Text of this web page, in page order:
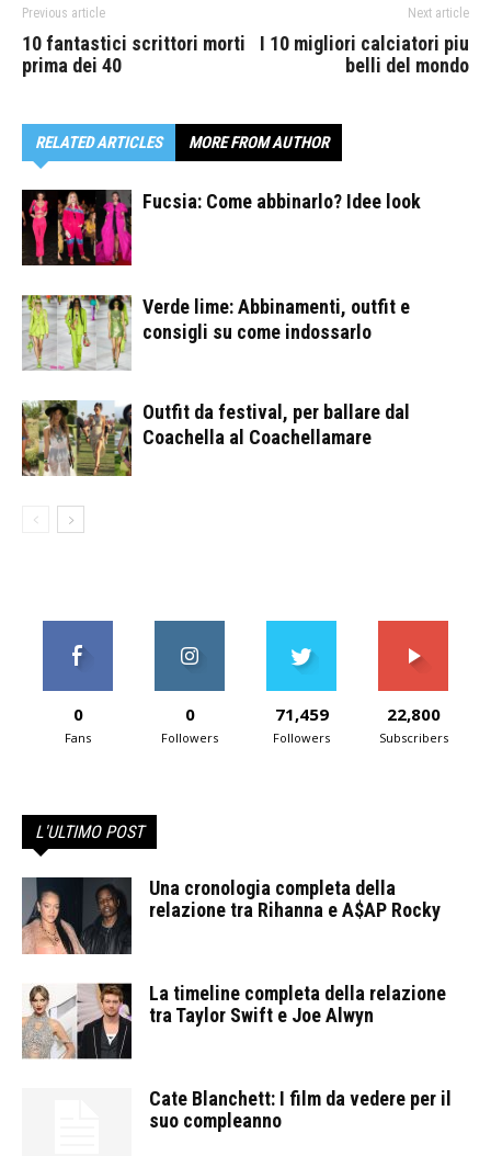
Previous article
10 fantastici scrittori morti
prima dei 40
Next article
I 10 migliori calciatori piu
belli del mondo
RELATED ARTICLES MORE FROM AUTHOR
Fucsia: Come abbinarlo? Idee look
Verde lime: Abbinamenti, outfit e
consigli su come indossarlo
Outfit da festival, per ballare dal
Coachella al Coachellamare
0
Fans
0
Followers
71,459
Followers
22,800
Subscribers
L'ULTIMO POST
Una cronologia completa della
relazione tra Rihanna e A$AP Rocky
La timeline completa della relazione
tra Taylor Swift e Joe Alwyn
Cate Blanchett: I film da vedere per il
suo compleanno